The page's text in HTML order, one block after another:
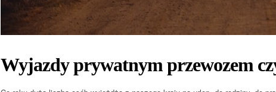
Wyjazdy prywatnym przewozem